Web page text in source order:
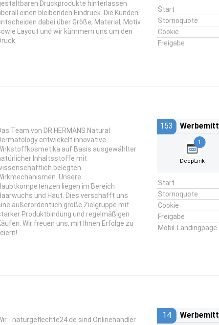
Druckprodukte hinterlassen
einen bleibenden Eindruck. Die Kunden
dabei über Größe, Material, Motiv
Layout und wir kümmern uns um den
Start
Stornoquote
Cookie
Freigabe
Team von DR HERMANS Natural
entwickelt innovative
auf Basis ausgewählter
Inhaltsstoffe mit
belegten
Unsere
liegen im Bereich
und Haut. Dies verschafft uns
außerordentlich große Zielgruppe mit
Produktbindung und regelmäßigen
Wir freuen uns, mit Ihnen Erfolge zu
153
1
DeepLink
Start
Stornoquote
Cookie
Freigabe
Mobil-Landingpage
- naturgeflechte24.de sind Onlinehändler
14